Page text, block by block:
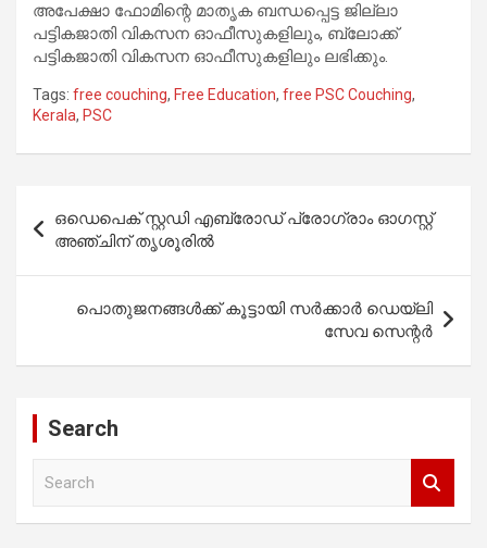
അപേക്ഷാ ഫോമിന്റെ മാതൃക ബന്ധപ്പെട്ട ജില്ലാ
പട്ടികജാതി വികസന ഓഫീസുകളിലും, ബ്ലോക്ക്
പട്ടികജാതി വികസന ഓഫീസുകളിലും ലഭിക്കും.
Tags: free couching, Free Education, free PSC Couching,
Kerala, PSC
navigation
ഒഡെപെക് സ്റ്റഡി എബ്രോഡ് പ്രോഗ്രാം ഓഗസ്റ്റ്
അഞ്ചിന് തൃശൂരിൽ
പൊതുജനങ്ങൾക്ക് കൂട്ടായി സർക്കാർ ഡെയ്‌ലി
സേവ സെന്റർ
Search